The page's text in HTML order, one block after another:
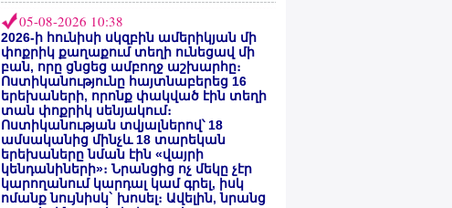
05-08-2026 10:38
2026-ի հունիսի սկզբին ամերիկյան մի
փոքրիկ քաղաքում տեղի ունեցավ մի
բան, որը ցնցեց ամբողջ աշխարհը։
Ոստիկանությունը հայտնաբերեց 16
երեխաների, որոնք փակված էին տեղի
տան փոքրիկ սենյակում։
Ոստիկանության տվյալներով՝ 18
ամսականից մինչև 18 տարեկան
երեխաները նման էին «վայրի
կենդանիների»։ Նրանցից ոչ մեկը չէր
կարողանում կարդալ կամ գրել, իսկ
ոմանք նույնիսկ` խոսել։ Ավելին, նրանց